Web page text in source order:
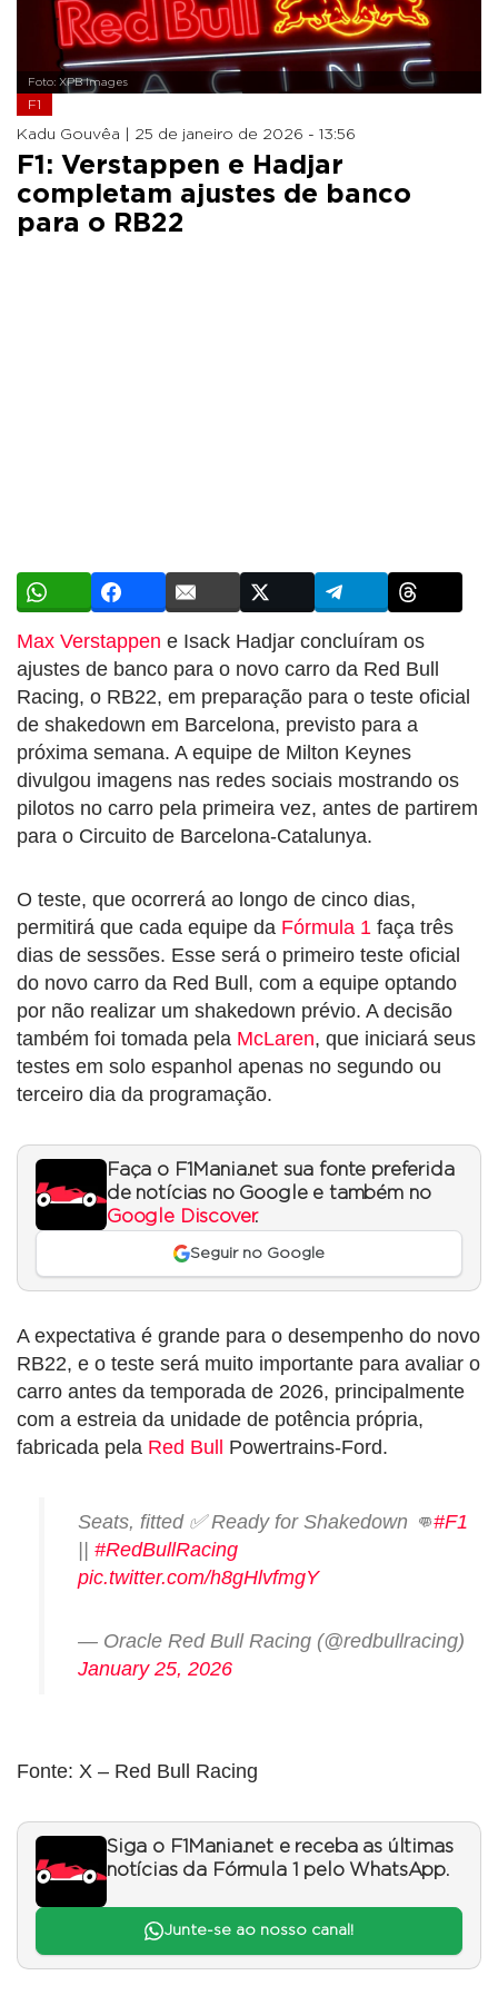
Foto: XPB Images
F1
Kadu Gouvêa | 25 de janeiro de 2026 - 13:56
F1: Verstappen e Hadjar
completam ajustes de banco
para o RB22
Max Verstappen e Isack Hadjar concluíram os
ajustes de banco para o novo carro da Red Bull
Racing, o RB22, em preparação para o teste oficial
de shakedown em Barcelona, previsto para a
próxima semana. A equipe de Milton Keynes
divulgou imagens nas redes sociais mostrando os
pilotos no carro pela primeira vez, antes de partirem
para o Circuito de Barcelona-Catalunya.
O teste, que ocorrerá ao longo de cinco dias,
permitirá que cada equipe da Fórmula 1 faça três
dias de sessões. Esse será o primeiro teste oficial
do novo carro da Red Bull, com a equipe optando
por não realizar um shakedown prévio. A decisão
também foi tomada pela McLaren, que iniciará seus
testes em solo espanhol apenas no segundo ou
terceiro dia da programação.
Faça o F1Mania.net sua fonte preferida
de notícias no Google e também no
Google Discover.
Seguir no Google
A expectativa é grande para o desempenho do novo
RB22, e o teste será muito importante para avaliar o
carro antes da temporada de 2026, principalmente
com a estreia da unidade de potência própria,
fabricada pela Red Bull Powertrains-Ford.
Seats, fitted ✅ Ready for Shakedown 👊#F1
#RedBullRacing
pic.twitter.com/h8gHlvfmgY
— Oracle Red Bull Racing (@redbullracing)
January 25, 2026
Fonte: X – Red Bull Racing
Siga o F1Mania.net e receba as últimas
notícias da Fórmula 1 pelo WhatsApp.
Junte-se ao nosso canal!